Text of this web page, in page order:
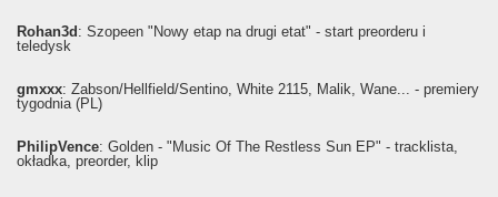
Rohan3d: Szopeen "Nowy etap na drugi etat" - start preorderu i
teledysk
gmxxx: Żabson/Hellfield/Sentino, White 2115, Malik, Wane... - premiery
tygodnia (PL)
PhilipVence: Golden - "Music Of The Restless Sun EP" - tracklista,
okładka, preorder, klip